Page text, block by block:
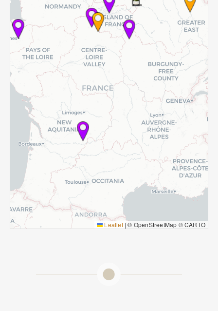
Leaflet | © OpenStreetMap © CARTO